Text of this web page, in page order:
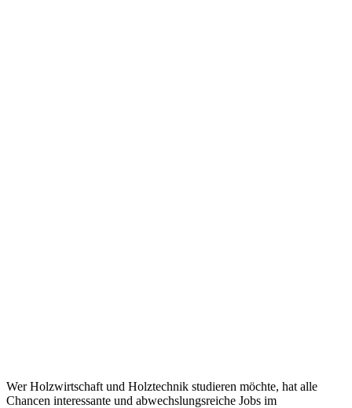
Wer Holzwirtschaft und Holztechnik studieren möchte, hat alle
Chancen interessante und abwechslungsreiche Jobs im